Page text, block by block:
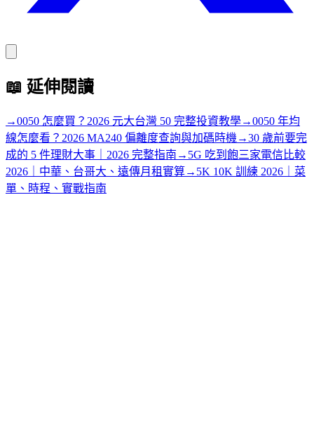
📖 延伸閱讀
→0050 怎麼買？2026 元大台灣 50 完整投資教學→0050 年均
線怎麼看？2026 MA240 偏離度查詢與加碼時機 →30 歲前要完
成的 5 件理財大事｜2026 完整指南 → 5G 吃到飽三家電信比較
2026｜中華、台哥大、遠傳月租實算→ 5K 10K 訓練 2026｜菜
單、時程、實戰指南